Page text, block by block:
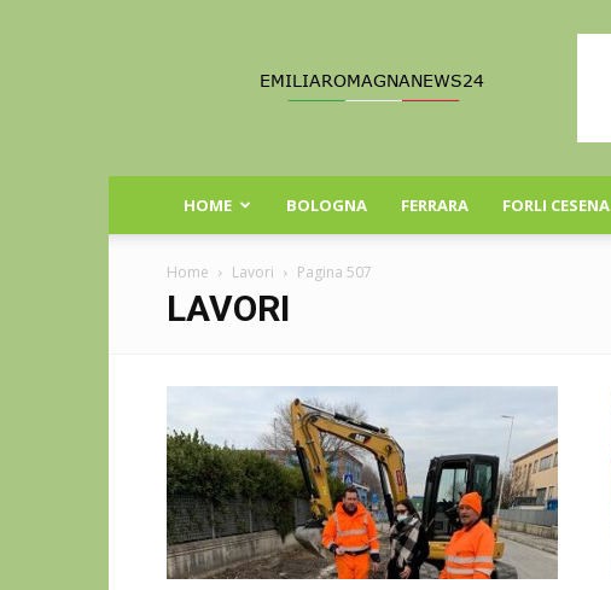
Romagna
HOME BOLOGNA FERRARA FORLI CESENA
Home Lavori Pagina 507
LAVORI